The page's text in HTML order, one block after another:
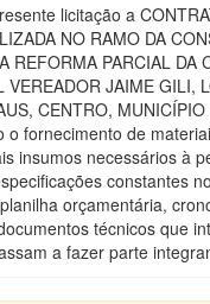
licitação a
NO RAMO DA
REFORMA PARCIAL DA
VEREADOR JAIME GILI,
CENTRO,
o fornecimento de
insumos necessários à
constantes
orçamentária,
técnicos que
a fazer parte